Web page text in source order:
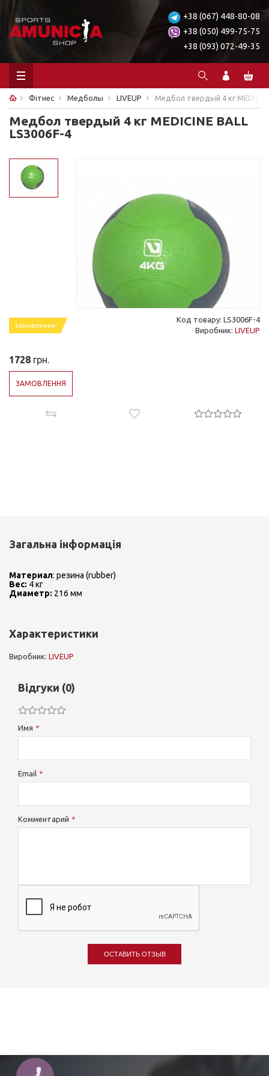
+38 (067) 448-80-08
+38 (050) 499-75-75
+38 (093) 072-49-35
Фітнес Медболы LIVEUP Медбол твердый 4 кг
Медбол твердый 4 кг MEDICINE BALL
LS3006F-4
замовлення
Код товару: LS3006F-4
Виробник: LIVEUP
1728 грн.
ЗАМОВЛЕННЯ
Загальна інформація
Материал: резина (rubber)
Вес: 4 кг
Диаметр: 216 мм
Характеристики
Виробник: LIVEUP
Відгуки (0)
Имя
Email
Комментарий
ОСТАВИТЬ ОТЗЫВ